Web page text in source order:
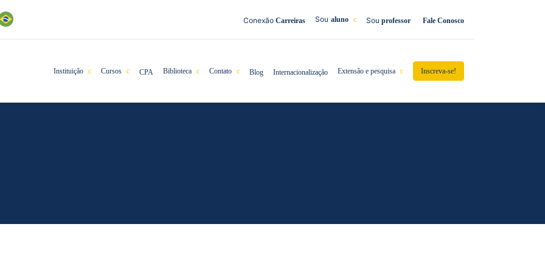
Conexão Carreiras Sou aluno Sou professor Fale Conosco
Instituição Cursos CPA Biblioteca Contato Blog Internacionalização Extensão e pesquisa Inscreva-se!